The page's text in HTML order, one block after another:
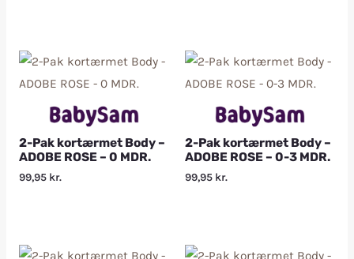
2-Pak kortærmet Body –
ADOBE ROSE – 0 MDR.
99,95 kr.
2-Pak kortærmet Body –
ADOBE ROSE – 0-3 MDR.
99,95 kr.